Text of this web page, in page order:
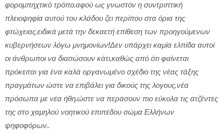
φορομπηχτικό τρόπο,αφού ως γνωστόν η συντριπτική
πλειοψηφία αυτού του κλάδου ζει περίπου στα όρια της
φτώχειας,ειδικά μετά την δεκαετή επίθεση των προηγούμενων
κυβερνήσεων λόγω μνημονίων!Δεν υπάρχει καμία ελπίδα αυτοί
οι άνθρωποι να διασώσουν κάτι,καθώς από ότι φαίνεται
πρόκειται για ένα καλά οργανωμένο σχέδιο της νέας τάξης
πραγμάτων ώστε να επιβάλει για δικούς της λογους,νέα
πρόσωπα με νέα ήθη,ώστε να περάσουν πιο εύκολα τις ατζέντες
της στο χαμηλού νοητικού επιπέδου σώμα Ελλήνων
ψηφοφόρων..